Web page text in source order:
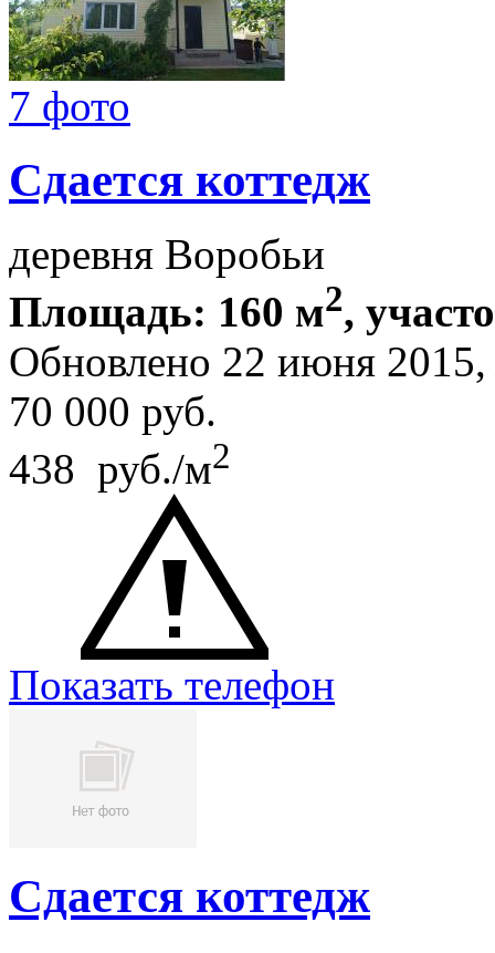
7 фото
Сдается коттедж
деревня Воробьи
Площадь: 160 м2,
Обновлено 22 июня
70 000 руб.
438 руб./м2
Показать телефон
Сдается коттедж